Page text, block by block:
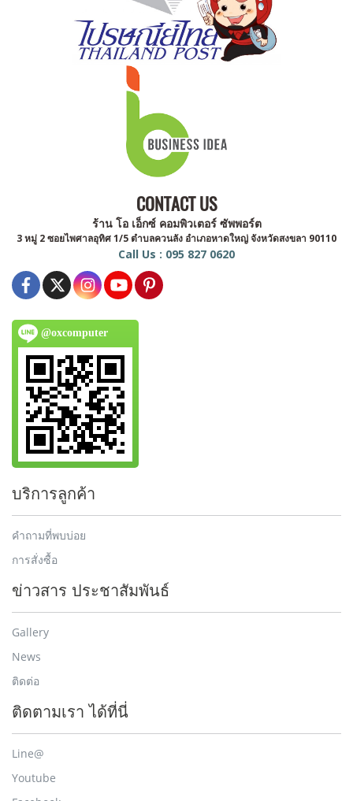
CONTACT US
ร้าน โอ เอ็กซ์ คอมพิวเตอร์ ซัพพอร์ต
3 หมู่ 2 ซอยไพศาลอุทิศ 1/5 ตำบลควนลัง อำเภอหาดใหญ่ จังหวัดสงขลา 90110
Call Us : 095 827 0620
@oxcomputer
บริการลูกค้า
คำถามที่พบบ่อย
การสั่งซื้อ
ข่าวสาร ประชาสัมพันธ์
Gallery
News
ติดต่อ
ติดตามเรา ได้ที่นี่
Line@
Youtube